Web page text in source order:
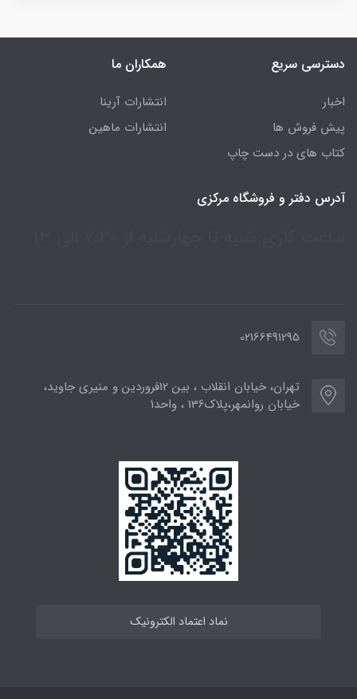
دسترسی سریع
اخبار
پیش فروش ها
کتاب های در دست چاپ
همکاران ما
انتشارات آرینا
انتشارات ماهین
آدرس دفتر و فروشگاه مرکزی
02166491295
تهران، خیابان انقلاب ، بین 12فروردین و منیری جاوید،
خیابان روانمهر،پلاک136 ، واحد1
نماد اعتماد الکترونیک